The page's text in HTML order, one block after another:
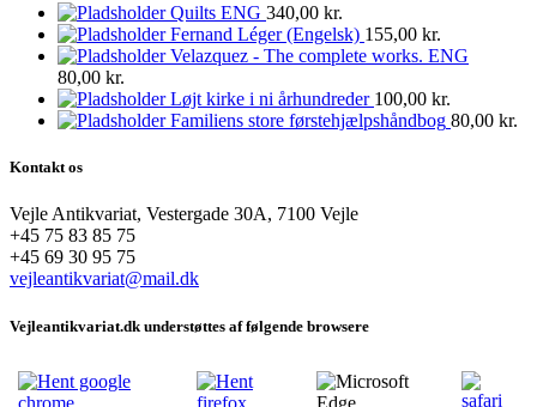
Quilts ENG 340,00 kr.
Fernand Léger (Engelsk) 155,00 kr.
Velazquez - The complete works. ENG
80,00 kr.
Løjt kirke i ni århundreder 100,00 kr.
Familiens store førstehjælpshåndbog 80,00 kr.
Kontakt os
Vejle Antikvariat, Vestergade 30A, 7100 Vejle
+45 75 83 85 75
+45 69 30 95 75
vejleantikvariat@mail.dk
Vejleantikvariat.dk understøttes af følgende browsere